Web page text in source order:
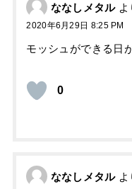
ななしメタル よ
2020年6月29日 8:25 PM
モッシュができる日
0
ななしメタル よ